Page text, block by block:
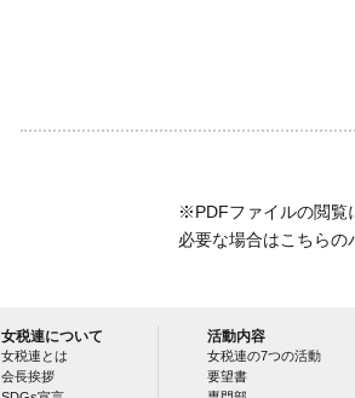
※PDFファイルの閲覧
必要な場合はこちらの
女税連について
女税連とは
会長挨拶
活動内容
女税連の7つの活動
要望書